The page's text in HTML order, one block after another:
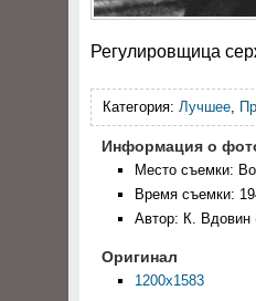
Регулировщица
Категория: Лучшее,
Информация о
Место съемки:
Время съемки:
Автор: К. Вдовин
Оригинал
1200x1583